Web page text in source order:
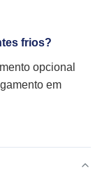
frios?
opcional
em